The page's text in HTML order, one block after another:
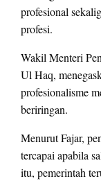
profesional
profesi.
Wakil Menteri
Ul Haq,
profesionalisme
beriringan.
Menurut Fajar,
tercapai apabila
itu, pemerintah